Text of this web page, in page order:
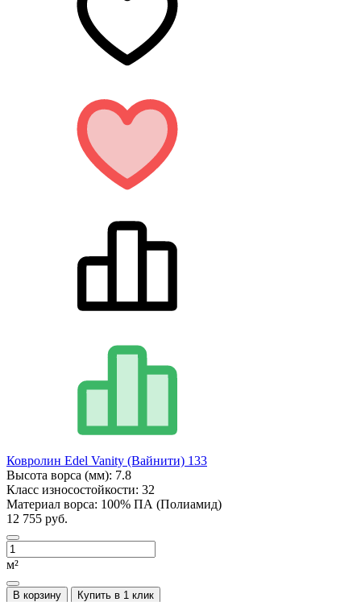
Ковролин Edel Vanity (Вайнити) 133
Высота ворса (мм): 7.8
Класс износостойкости: 32
Материал ворса: 100% ПА (Полиамид)
12 755 руб.
м²
В корзину Купить в 1 клик